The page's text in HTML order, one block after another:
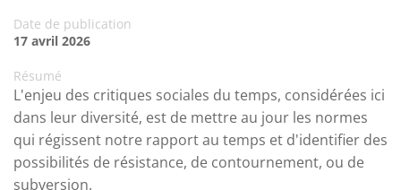
Date de publication
17 avril 2026
Résumé
L'enjeu des critiques sociales du temps, considérées ici
dans leur diversité, est de mettre au jour les normes
qui régissent notre rapport au temps et d'identifier des
possibilités de résistance, de contournement, ou de
subversion.